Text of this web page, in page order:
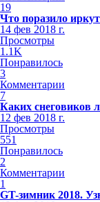
19
Что поразило
14 фев 2018 г.
Просмотры
1.1K
Понравилось
3
Комментарии
7
Каких снеговиков
12 фев 2018 г.
Просмотры
551
Понравилось
2
Комментарии
1
GT-зимник 2018.